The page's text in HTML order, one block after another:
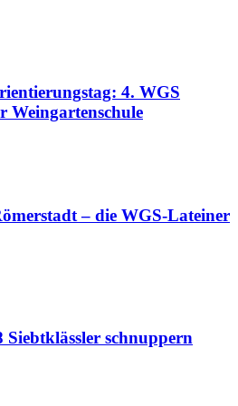
4. WGS
Weingartenschule
– die WGS-Lateiner
schnuppern